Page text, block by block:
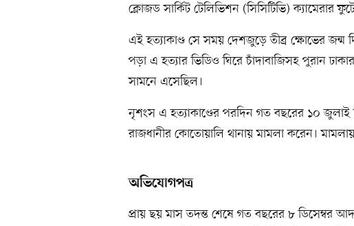
ক্লোজড সার্কিট টেলিভিশন (সিসিটিভি) ক্যামেরার
এই হত্যাকাণ্ড সে সময় দেশজুড়ে তীব্র ক্ষোভের জন্ম
পড়া এ হত্যার ভিডিও ঘিরে চাঁদাবাজিসহ পুরান
সামনে এসেছিল।
নৃশংস এ হত্যাকাণ্ডের পরদিন গত বছরের ১০ জুলাই
রাজধানীর কোতোয়ালি থানায় মামলা করেন।
অভিযোগপত্র
প্রায় ছয় মাস তদন্ত শেষে গত বছরের ৮ ডিসেম্বর